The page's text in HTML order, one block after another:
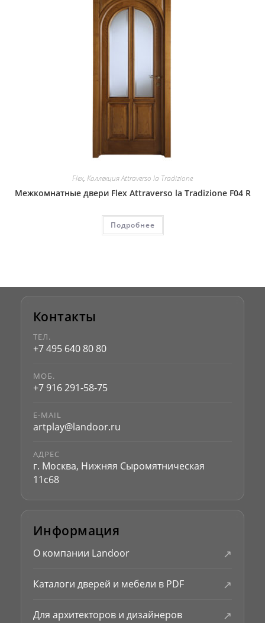
Flex, Коллекция Attraverso la Tradizione
Межкомнатные двери Flex Attraverso la Tradizione F04 R
Подробнее
Контакты
ТЕЛ.
+7 495 640 80 80
МОБ.
+7 916 291-58-75
E-MAIL
artplay@landoor.ru
АДРЕС
г. Москва, Нижняя Сыромятническая
11с68
Информация
О компании Landoor ↗
Каталоги дверей и мебели в PDF ↗
Для архитекторов и дизайнеров ↗